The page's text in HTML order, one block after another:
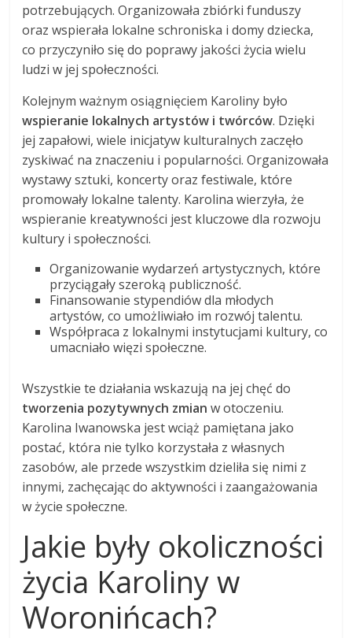
potrzebujących. Organizowała zbiórki funduszy
oraz wspierała lokalne schroniska i domy dziecka,
co przyczyniło się do poprawy jakości życia wielu
ludzi w jej społeczności.
Kolejnym ważnym osiągnięciem Karoliny było
wspieranie lokalnych artystów i twórców. Dzięki
jej zapałowi, wiele inicjatyw kulturalnych zaczęło
zyskiwać na znaczeniu i popularności. Organizowała
wystawy sztuki, koncerty oraz festiwale, które
promowały lokalne talenty. Karolina wierzyła, że
wspieranie kreatywności jest kluczowe dla rozwoju
kultury i społeczności.
Organizowanie wydarzeń artystycznych, które
przyciągały szeroką publiczność.
Finansowanie stypendiów dla młodych
artystów, co umożliwiało im rozwój talentu.
Współpraca z lokalnymi instytucjami kultury, co
umacniało więzi społeczne.
Wszystkie te działania wskazują na jej chęć do
tworzenia pozytywnych zmian w otoczeniu.
Karolina Iwanowska jest wciąż pamiętana jako
postać, która nie tylko korzystała z własnych
zasobów, ale przede wszystkim dzieliła się nimi z
innymi, zachęcając do aktywności i zaangażowania
w życie społeczne.
Jakie były okoliczności
życia Karoliny w
Woronińcach?